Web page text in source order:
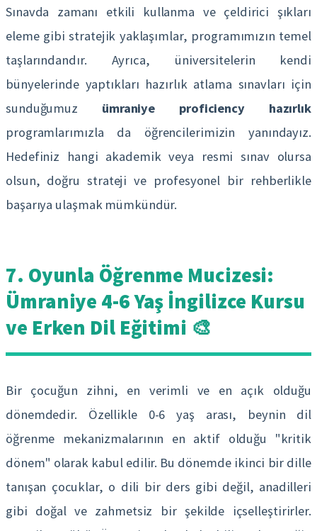
Sınavda zamanı etkili kullanma ve çeldirici şıkları
eleme gibi stratejik yaklaşımlar, programımızın temel
taşlarındandır. Ayrıca, üniversitelerin kendi
bünyelerinde yaptıkları hazırlık atlama sınavları için
sunduğumuz ümraniye proficiency hazırlık
programlarımızla da öğrencilerimizin yanındayız.
Hedefiniz hangi akademik veya resmi sınav olursa
olsun, doğru strateji ve profesyonel bir rehberlikle
başarıya ulaşmak mümkündür.
7. Oyunla Öğrenme Mucizesi:
Ümraniye 4-6 Yaş İngilizce Kursu
ve Erken Dil Eğitimi 🎨
Bir çocuğun zihni, en verimli ve en açık olduğu
dönemdedir. Özellikle 0-6 yaş arası, beynin dil
öğrenme mekanizmalarının en aktif olduğu "kritik
dönem" olarak kabul edilir. Bu dönemde ikinci bir dille
tanışan çocuklar, o dili bir ders gibi değil, anadilleri
gibi doğal ve zahmetsiz bir şekilde içselleştirirler.